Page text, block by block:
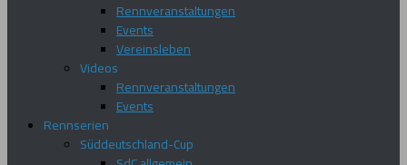
Rennveranstaltungen
Events
Vereinsleben
Videos
Rennveranstaltungen
Events
Rennserien
Süddeutschland-Cup